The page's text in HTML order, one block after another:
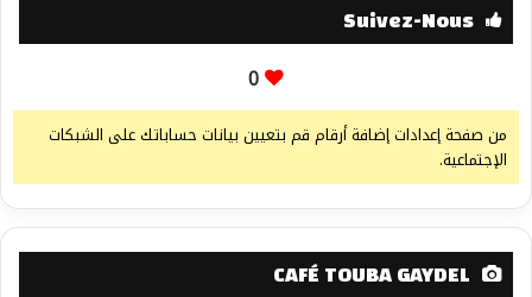
Suivez-Nous
0
من صفحة إعدادات إضافة أرقام قم بتعيين بيانات حساباتك على الشبكات
الإجتماعية.
CAFÉ TOUBA GAYDEL